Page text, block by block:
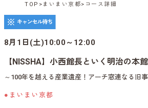
TOP まいまい京都 コース詳細
8月1日(土)10:00～12:00
【NISSHA】小西館長といく明治の本
～100年を越える産業遺産！アーチ窓連なる旧
●まいまい京都